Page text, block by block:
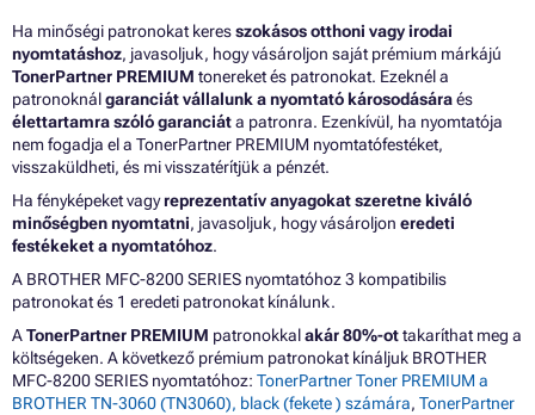
Ha minőségi patronokat keresszokásos otthoni vagy irodai
nyomtatáshoz, javasoljuk, hogy vásároljon saját prémium márkájú
TonerPartner PREMIUM tonereket és patronokat. Ezeknél a
patronoknálgaranciát vállalunk a nyomtató károsodásáraés
élettartamra szóló garanciáta patronra. Ezenkívül, ha nyomtatója
nem fogadja el a TonerPartner PREMIUM nyomtatófestéket,
visszaküldheti, és mi visszatérítjük a pénzét.
Ha fényképeket vagyreprezentatív anyagokat szeretne kiváló
minőségben nyomtatni, javasoljuk, hogy vásároljon eredeti
festékeket a nyomtatóhoz.
A BROTHER MFC-8200 SERIES nyomtatóhoz 3 kompatibilis
patronokat és 1 eredeti patronokat kínálunk.
ATonerPartner PREMIUM patronokkalakár 80%-ottakaríthat meg a
költségeken. A következő prémium patronokat kínáljuk BROTHER
MFC-8200 SERIES nyomtatóhoz: TonerPartner Toner PREMIUM a
BROTHER TN-3060 (TN3060), black (fekete ) számára, TonerPartner